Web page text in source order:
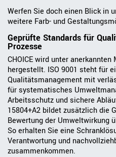
Werfen Sie doch einen Blick in
weitere Farb- und
Geprüfte Standards für
Prozesse
CHOICE wird unter
hergestellt. ISO 9001 steht für
Qualitätsmanagement mit
für systematisches
Arbeitsschutz und sichere
15804+A2 bildet zusätzlich die
Bewertung der Umweltwirkung
So erhalten Sie eine
Verantwortung und
zusammenkommen.